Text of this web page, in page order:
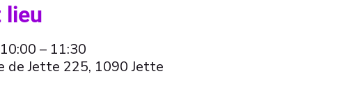
lieu
– 11:30
de Jette 225, 1090 Jette